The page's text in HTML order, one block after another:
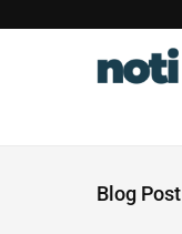
Blog Post